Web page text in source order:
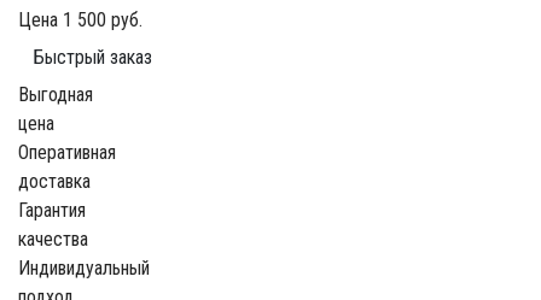
Цена 1 500 руб.
Быстрый заказ
Выгодная
цена
Оперативная
доставка
Гарантия
качества
Индивидуальный